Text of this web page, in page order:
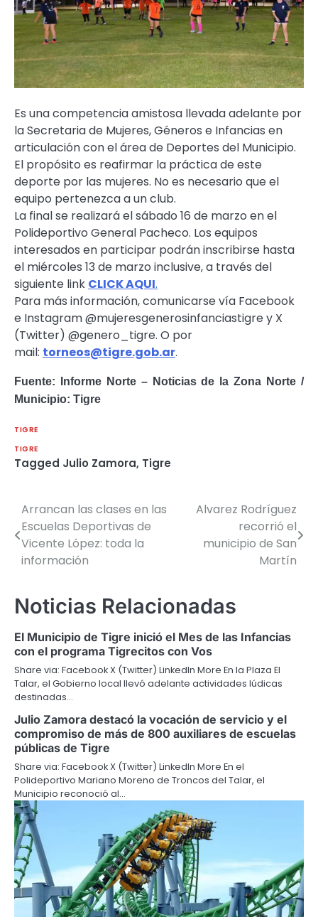
Es una competencia amistosa llevada adelante por
la Secretaria de Mujeres, Géneros e Infancias en
articulación con el área de Deportes del Municipio.
El propósito es reafirmar la práctica de este
deporte por las mujeres. No es necesario que el
equipo pertenezca a un club.
La final se realizará el sábado 16 de marzo en el
Polideportivo General Pacheco. Los equipos
interesados en participar podrán inscribirse hasta
el miércoles 13 de marzo inclusive, a través del
siguiente link CLICK AQUI.
Para más información, comunicarse vía Facebook
e Instagram @mujeresgenerosinfanciastigre y X
(Twitter) @genero_tigre. O por
mail: torneos@tigre.gob.ar.
Fuente: Informe Norte – Noticias de la Zona Norte /
Municipio: Tigre
TIGRE
TIGRE
Tagged Julio Zamora, Tigre
Navegación
de
entradas
Arrancan las clases en las
Escuelas Deportivas de
Vicente López: toda la
información
Alvarez Rodríguez
recorrió el
municipio de San
Martín
Noticias Relacionadas
El Municipio de Tigre inició el Mes de las Infancias
con el programa Tigrecitos con Vos
Share via: Facebook X (Twitter) LinkedIn More En la Plaza El
Talar, el Gobierno local llevó adelante actividades lúdicas
destinadas…
Julio Zamora destacó la vocación de servicio y el
compromiso de más de 800 auxiliares de escuelas
públicas de Tigre
Share via: Facebook X (Twitter) LinkedIn More En el
Polideportivo Mariano Moreno de Troncos del Talar, el
Municipio reconoció al…